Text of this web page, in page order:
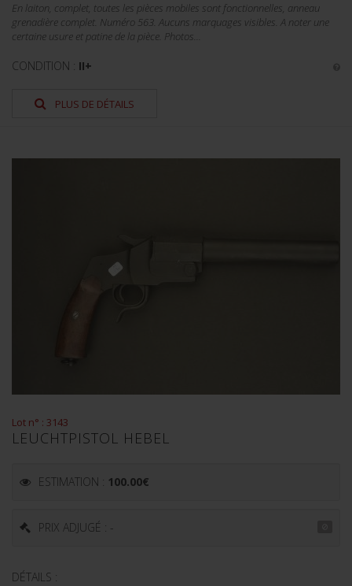
En laiton, complet, toutes les pièces mobiles sont fonctionnelles, anneau
grenadière complet. Numéro 563. Aucuns marquages visibles. A noter une
certaine usure et patine de la pièce. Photos...
CONDITION : II+
PLUS DE DÉTAILS
Lot n° : 3143
LEUCHTPISTOL HEBEL
ESTIMATION : 100.00€
PRIX ADJUGÉ : -
DÉTAILS :